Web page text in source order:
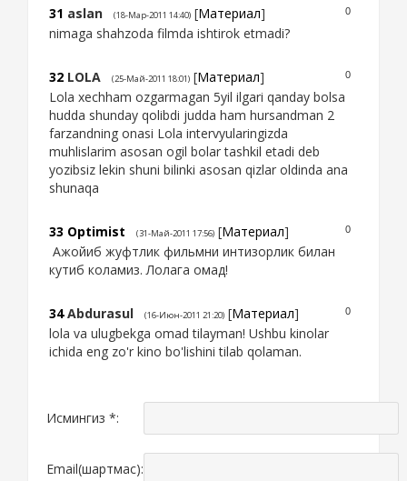
0
31 aslan (18-Мар-2011 14:40) [Материал]
nimaga shahzoda filmda ishtirok etmadi?
0
32 LOLA (25-Май-2011 18:01) [Материал]
Lola xechham ozgarmagan 5yil ilgari qanday bolsa
hudda shunday qolibdi judda ham hursandman 2
farzandning onasi Lola intervyularingizda
muhlislarim asosan ogil bolar tashkil etadi deb
yozibsiz lekin shuni bilinki asosan qizlar oldinda ana
shunaqa
0
33 Optimist (31-Май-2011 17:56) [Материал]
Ажойиб жуфтлик фильмни интизорлик билан
кутиб коламиз. Лолага омад!
0
34 Abdurasul (16-Июн-2011 21:20) [Материал]
lola va ulugbekga omad tilayman! Ushbu kinolar
ichida eng zo'r kino bo'lishini tilab qolaman.
Исмингиз *:
Email(шартмас):